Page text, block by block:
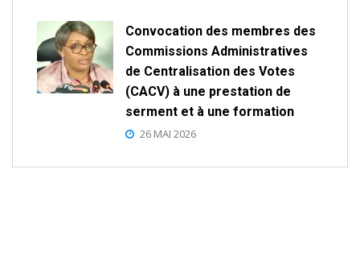
Convocation des membres des
Commissions Administratives
de Centralisation des Votes
(CACV) à une prestation de
serment et à une formation
26 MAI 2026